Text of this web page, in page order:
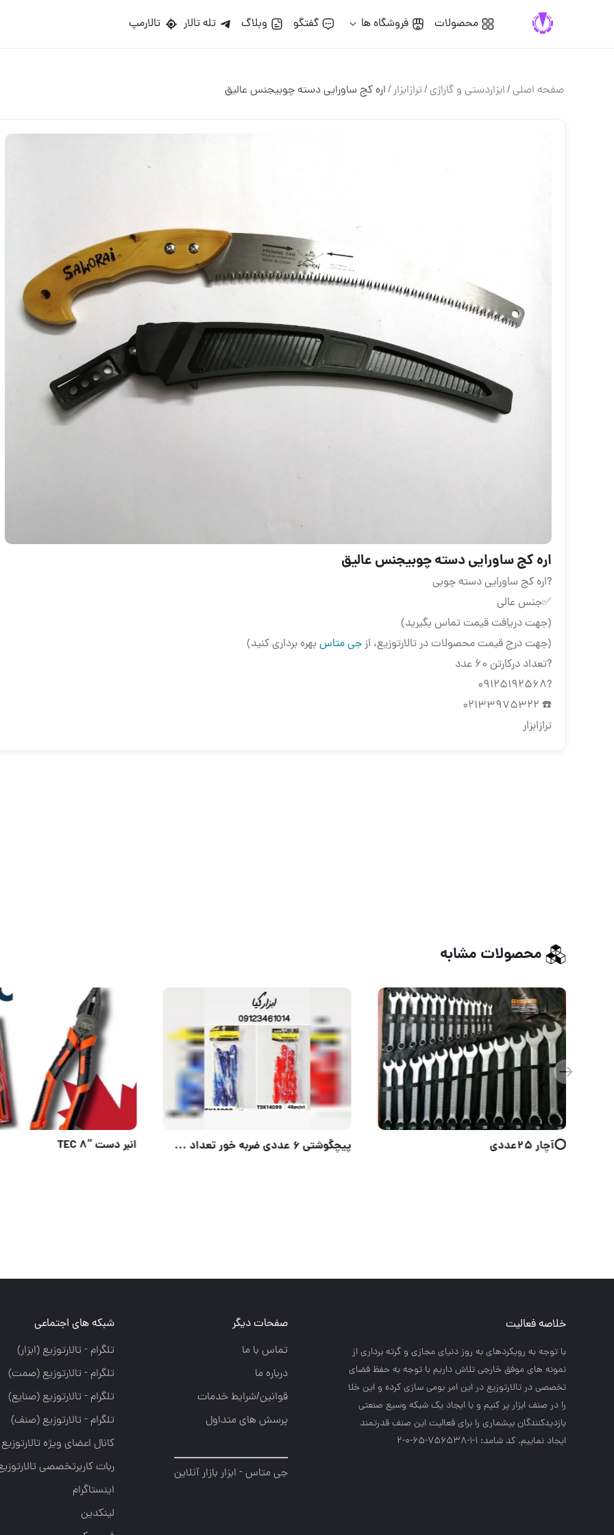
محصولات فروشگاه ها گفتگو وبلاگ تله تالار تالارمپ
صفحه اصلی/ابزاردستی و گاراژی/ترازابزار/اره کج ساورایی دسته چوبیجنس عالیق
اره کج ساورایی دسته چوبیجنس عالیق
?اره کج ساورایی دسته چوبی
✅جنس عالی
(جهت دریافت قیمت تماس بگیرید)
(جهت درج قیمت محصولات در تالارتوزیع، ازجی متاس بهره برداری کنید)
?تعداد درکارتن 60 عدد
?09125192568
☎️ 02133975322
ترازابزار
محصولات مشابه
مهارکش ‌ ⭕️آچار 25عددی
خلاصه فعالیت
با توجه به رويكردهاي به روز دنياي مجازي و گرته برداري از
نمونه هاي موفق خارجي تلاش داريم با توجه به حفظ فضاي
تخصصي در تالارتوزيع در اين امر بومي سازي كرده و اين خلا
را در صنف ابزار پر كنيم و با ايجاد يك شبكه وسيع صنعتي
بازديدكنندگان بيشماري را براي فعاليت اين صنف قدرتمند
ايجاد نماييم. کد شامد: 1-1-756538-65-0-2
صفحات دیگر
تماس با ما
درباره ما
قوانین/شرایط خدمات
پرسش های متداول
جی متاس - ابزار بازار آنلاین
شبکه های اجتماعی
تلگرام - تالارتوزيع (ابزار)
تلگرام - تالارتوزيع (صمت)
تلگرام - تالارتوزيع (صنايع)
تلگرام - تالارتوزیع (صنف)
کانال اعضای ویژه تالارتوزیع
ربات کاربرتخصصی
اینستاگرام
لینکدین